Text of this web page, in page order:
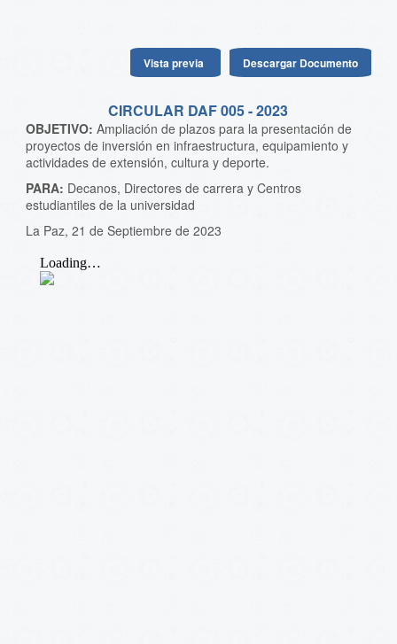
Vista previa Descargar Documento
CIRCULAR DAF 005 - 2023
OBJETIVO: Ampliación de plazos para la presentación de
proyectos de inversión en infraestructura, equipamiento y
actividades de extensión, cultura y deporte.
PARA: Decanos, Directores de carrera y Centros
estudiantiles de la universidad
La Paz, 21 de Septiembre de 2023